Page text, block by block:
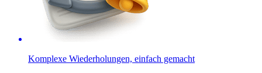
Komplexe Wiederholungen, einfach gemacht